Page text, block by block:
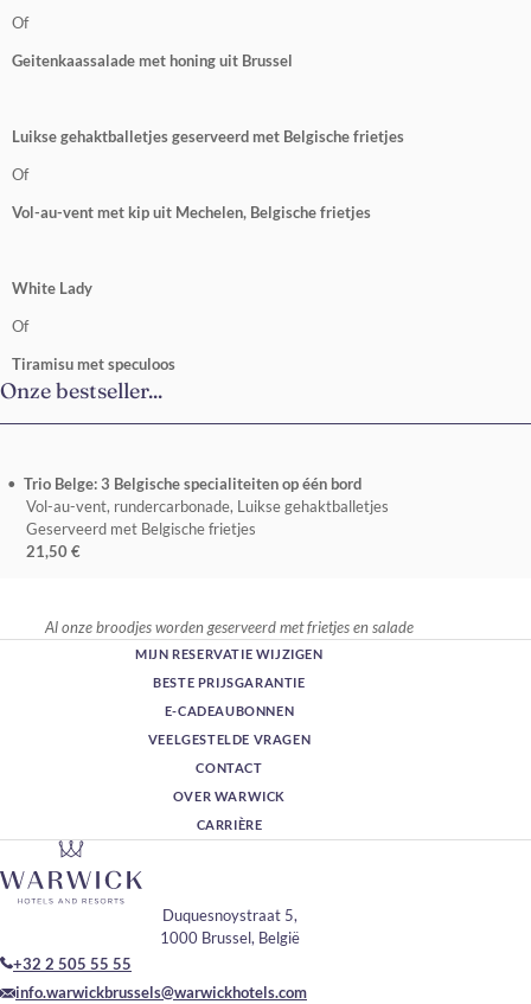
Of
Geitenkaassalade met honing uit Brussel
Luikse gehaktballetjes geserveerd met Belgische frietjes
Of
Vol-au-vent met kip uit Mechelen, Belgische frietjes
White Lady
Of
Tiramisu met speculoos
Onze bestseller...
Trio Belge:3 Belgische specialiteiten op één bord
Vol-au-vent, rundercarbonade, Luikse gehaktballetjes
Geserveerd met Belgische frietjes
21,50 €
Al onze broodjes worden geserveerd met frietjes en salade
MIJN RESERVATIE WIJZIGEN
BESTE PRIJSGARANTIE
E-CADEAUBONNEN
VEELGESTELDE VRAGEN
CONTACT
OVER WARWICK
CARRIÈRE
Duquesnoystraat 5,
1000 Brussel, België
+32 2 505 55 55
info.warwickbrussels@warwickhotels.com